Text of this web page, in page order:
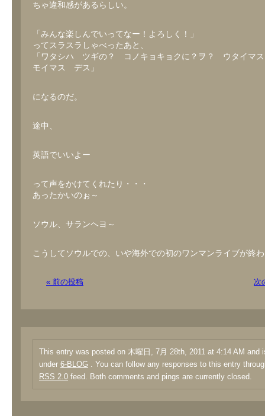
ちゃ違和感があるらしい。
「みんな楽しんでいってなー！よろしく！」
ってスラスラしゃべったあと、
「ワタシハ ツギの？ コノキョキョクに？ヲ？ ウタイ
モイマス デス」
になるのだ。
途中、
英語でいいよー
って声をかけてくれたり・・・
あったかいのぉ～
ソウル、サランヘヨ～
こうしてソウルでの、いや海外での初のワンマンライブが終
« 前の投稿 次
This entry was posted on 木曜日, 7月 28th, 2011 at 4:14 AM and
under 6-BLOG . You can follow any responses to this entry
RSS 2.0 feed. Both comments and pings are currently closed.